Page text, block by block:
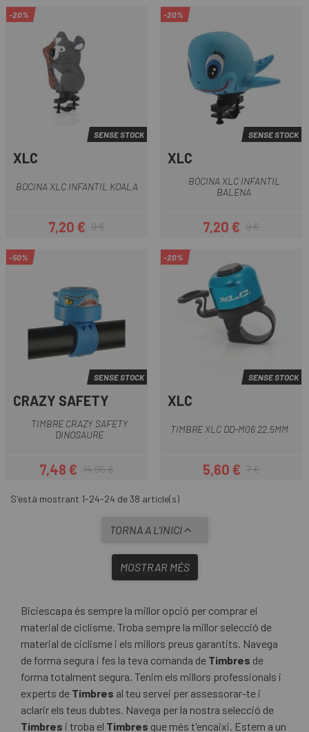
-20%
SENSE STOCK
XLC
BOCINA XLC INFANTIL KOALA
Preu
7,20 €Preu regular
9 €
-20%
SENSE STOCK
XLC
BOCINA XLC INFANTIL
BALENA
Preu
7,20 €Preu regular
9 €
-50%
SENSE STOCK
CRAZY SAFETY
TIMBRE CRAZY SAFETY
DINOSAURE
Preu
7,48 €Preu regular
14,95 €
-20%
SENSE STOCK
XLC
TIMBRE XLC DD-M06 22.5MM
Preu
5,60 €Preu regular
7 €
S'està mostrant 1-24-24 de 38 article(s)
TORNA A L'INICI
MOSTRAR MÉS
Biciescapa és sempre la millor opció per comprar el
material de ciclisme. Troba sempre la millor selecció de
material de ciclisme i els millors preus garantits. Navega
de forma segura i fes la teva comanda de Timbres de
forma totalment segura. Tenim els millors professionals i
experts de Timbres al teu servei per assessorar-te i
aclarir els teus dubtes. Navega per la nostra selecció de
Timbres i troba el Timbres que més t'encaixi. Estem a un